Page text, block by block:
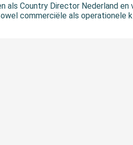
als Country Director Nederland
commerciële als